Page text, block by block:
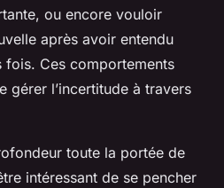
ou encore vouloir
après avoir entendu
fois. Ces comportements
gérer l’incertitude à travers
toute la portée de
intéressant de se pencher